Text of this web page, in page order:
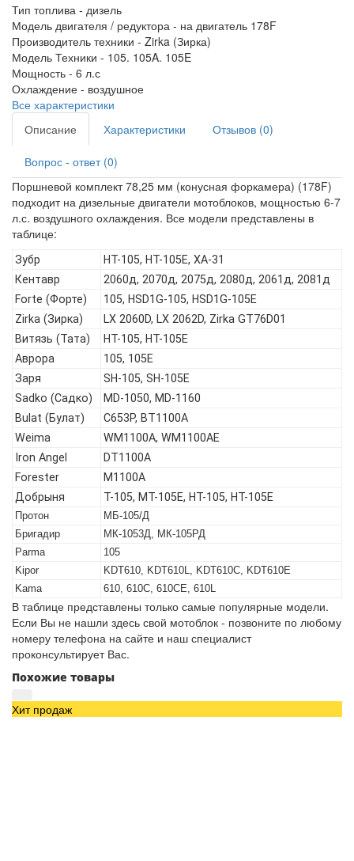
Тип топлива - дизель
Модель двигателя / редуктора - на двигатель 178F
Производитель техники - Zirka (Зирка)
Модель Техники - 105. 105A. 105E
Мощность - 6 л.с
Охлаждение - воздушное
Все характеристики
Описание
Характеристики Отзывов (0)
Вопрос - ответ (0)
Поршневой комплект 78,25 мм (конусная форкамера) (178F)
подходит на дизельные двигатели мотоблоков, мощностью 6-7
л.с. воздушного охлаждения. Все модели представлены в
таблице:
Зубр
HT-105, HT-105E, ХА-31
Кентавр
2060д, 2070д, 2075д, 2080д, 2061д, 2081д
Forte (Форте)
105, HSD1G-105, HSD1G-105E
Zirka (Зирка)
LX 2060D, LX 2062D, Zirka GT76D01
Витязь (Тата)
HT-105, HT-105E
Аврора
105, 105Е
Заря
SH-105, SH-105E
Sadko (Садко)
MD-1050, MD-1160
Bulat (Булат)
C653P, BT1100A
Weima
WM1100A, WM1100AE
Iron Angel
DT1100A
Forester
M1100A
Добрыня
T-105, МТ-105Е, НТ-105, НТ-105Е
Протон
МБ-105/Д
Бригадир
МК-1053Д, МК-105РД
Parma
105
Kipor
KDT610, KDT610L, KDT610C, KDT610E
Kama
610, 610C, 610CE, 610L
В таблице представлены только самые популярные модели.
Если Вы не нашли здесь свой мотоблок - позвоните по любому
номеру телефона на сайте и наш специалист
проконсультирует Вас.
Похожие товары
Хит продаж